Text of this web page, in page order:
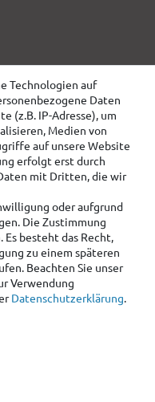
Technologien auf
Daten
(z.B. IP-Adresse), um
Medien von
auf unsere Website
erfolgt erst durch
mit Dritten, die wir
oder aufgrund
Die Zustimmung
besteht das Recht,
zu einem späteren
Beachten Sie unser
Verwendung
Daten­schutz­erklärung.